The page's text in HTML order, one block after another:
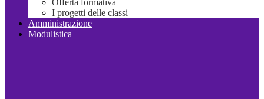
Offerta formativa
I progetti delle classi
Amministrazione
Modulistica